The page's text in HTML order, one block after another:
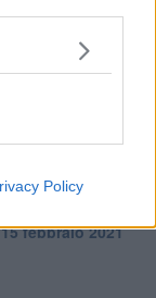
Policy
Firenze,
febbraio 2021